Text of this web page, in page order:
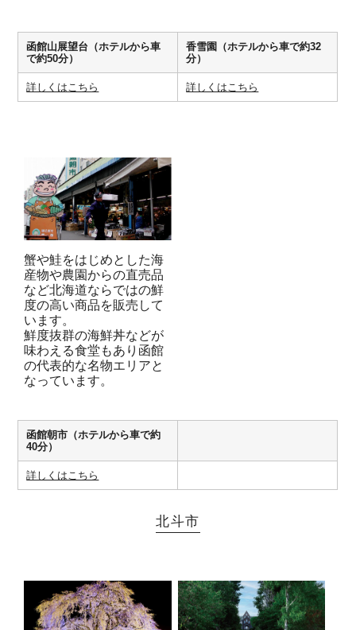
函館山展望台（ホテルから車
で約50分）
香雪園（ホテルから車で約32
分）
詳しくはこちら 詳しくはこちら
蟹や鮭をはじめとした海
産物や農園からの直売品
など北海道ならではの鮮
度の高い商品を販売して
います。
鮮度抜群の海鮮丼などが
味わえる食堂もあり函館
の代表的な名物エリアと
なっています。
函館朝市（ホテルから車で約
40分）
詳しくはこちら
北斗市